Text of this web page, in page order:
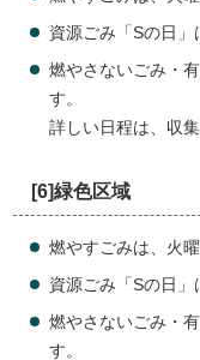
資源ごみ「Sの日」
燃やさないごみ・
す。
詳しい日程は、収
[6]緑色区域
燃やすごみは、火
資源ごみ「Sの日」
燃やさないごみ・
す。